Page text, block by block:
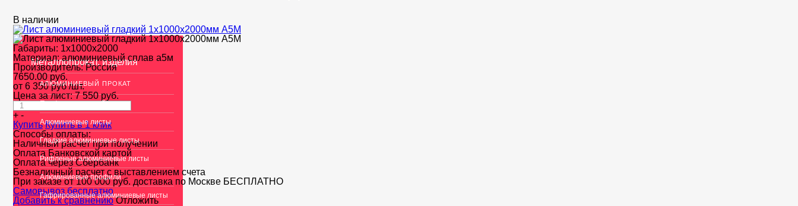
Металлопрокат, изделия
АЛЮМИНИЕВЫЙ ПРОКАТ
Перфорированный лист
Алюминиевые листы
Гладкие алюминиевые листы
Рифленые алюминиевые листы
Алюминиевые профили
Гафрированные алюминиевые листы
В наличии
Габариты: 1х1000х2000
Материал:алюминиевый сплав а5м
Производитель:Россия
7650.00руб.
от 6 350 руб /шт.
Цена за лист:7 550руб.
+ -
Купить Купить в 1 клик
Способы оплаты:
Наличный расчет при получении
Оплата Банковской картой
Оплата через Сбербанк
Безналичный расчет с выставлением счета
При заказе от 100 000 руб. доставка по Москве БЕСПЛАТНО
Cамовывоз бесплатно
Добавить к сравнению Отложить